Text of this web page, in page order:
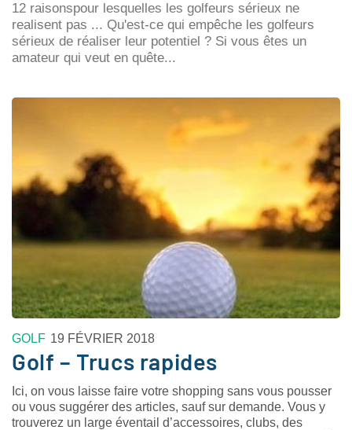
12 raisonspour lesquelles les golfeurs sérieux ne
realisent pas ... Qu'est-ce qui empêche les golfeurs
sérieux de réaliser leur potentiel ? Si vous êtes un
amateur qui veut en quête...
GOLF 19 FÉVRIER 2018
Golf – Trucs rapides
Ici, on vous laisse faire votre shopping sans vous pousser
ou vous suggérer des articles, sauf sur demande. Vous y
trouverez un large éventail d’accessoires, clubs, des